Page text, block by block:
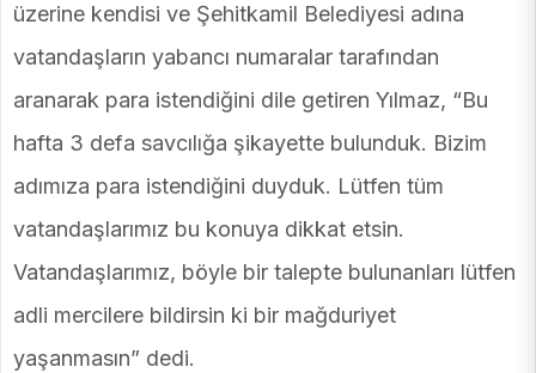
üzerine kendisi ve Şehitkamil Belediyesi adına
vatandaşların yabancı numaralar tarafından
aranarak para istendiğini dile getiren Yılmaz, “Bu
hafta 3 defa savcılığa şikayette bulunduk. Bizim
adımıza para istendiğini duyduk. Lütfen tüm
vatandaşlarımız bu konuya dikkat etsin.
Vatandaşlarımız, böyle bir talepte bulunanları lütfen
adli mercilere bildirsin ki bir mağduriyet
yaşanmasın” dedi.